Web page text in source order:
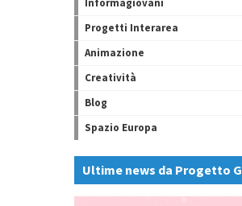
Informagiovani
Progetti Interarea
Animazione
Creatività
Blog
Spazio Europa
Ultime news da Progetto